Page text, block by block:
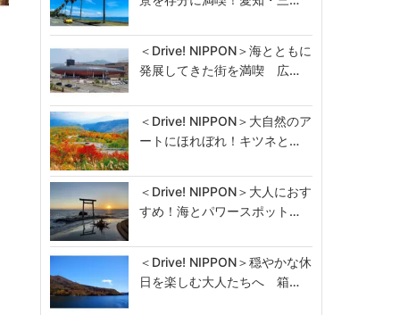
＜Drive! NIPPON＞海とともに
発展してきた街を満喫 広…
＜Drive! NIPPON＞大自然のア
ートにほれぼれ！キツネと…
＜Drive! NIPPON＞大人におす
すめ！海とパワースポット…
＜Drive! NIPPON＞穏やかな休
日を楽しむ大人たちへ 箱…